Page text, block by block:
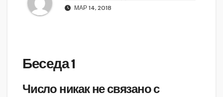
МАР 14, 2018
Беседа 1
Число никак не связано с